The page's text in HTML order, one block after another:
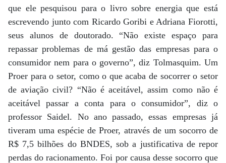
que ele pesquisou para o livro sobre energia que está
escrevendo junto com Ricardo Goribi e Adriana Fiorotti,
seus alunos de doutorado. “Não existe espaço para
repassar problemas de má gestão das empresas para o
consumidor nem para o governo”, diz Tolmasquim. Um
Proer para o setor, como o que acaba de socorrer o setor
de aviação civil? “Não é aceitável, assim como não é
aceitável passar a conta para o consumidor”, diz o
professor Saidel. No ano passado, essas empresas já
tiveram uma espécie de Proer, através de um socorro de
R$ 7,5 bilhões do BNDES, sob a justificativa de repor
perdas do racionamento. Foi por causa desse socorro que